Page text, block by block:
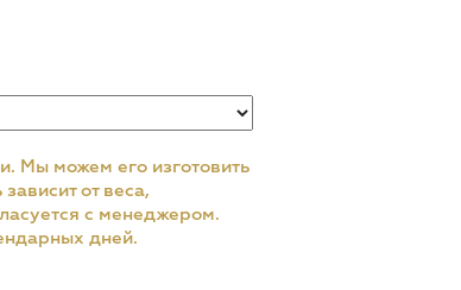
Мы можем его изготовить
от веса,
с менеджером.
дней.